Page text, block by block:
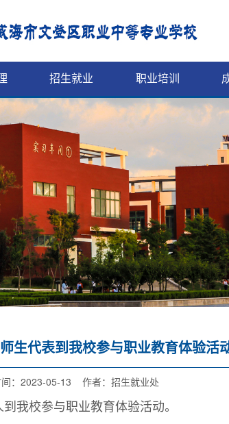
招生就业 职业培训
生代表到我校参与职业教育体验活
间：2023-05-13 作者：招生就业处
校参与职业教育体验活动。